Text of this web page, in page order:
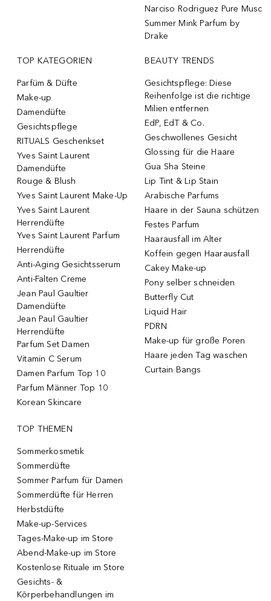
Narciso Rodriguez Pure Musc
Summer Mink Parfum by
Drake
TOP KATEGORIEN
Parfüm & Düfte
Make-up
Damendüfte
Gesichtspflege
RITUALS Geschenkset
Yves Saint Laurent
Damendüfte
Rouge & Blush
Yves Saint Laurent Make-Up
Yves Saint Laurent
Herrendüfte
Yves Saint Laurent Parfum
Herrendüfte
Anti-Aging Gesichtsserum
Anti-Falten Creme
Jean Paul Gaultier
Damendüfte
Jean Paul Gaultier
Herrendüfte
Parfum Set Damen
Vitamin C Serum
Damen Parfum Top 10
Parfum Männer Top 10
Korean Skincare
BEAUTY TRENDS
Gesichtspflege: Diese
Reihenfolge ist die richtige
Milien entfernen
EdP, EdT & Co.
Geschwollenes Gesicht
Glossing für die Haare
Gua Sha Steine
Lip Tint & Lip Stain
Arabische Parfums
Haare in der Sauna schützen
Festes Parfum
Haarausfall im Alter
Koffein gegen Haarausfall
Cakey Make-up
Pony selber schneiden
Butterfly Cut
Liquid Hair
PDRN
Make-up für große Poren
Haare jeden Tag waschen
Curtain Bangs
TOP THEMEN
Sommerkosmetik
Sommerdüfte
Sommer Parfum für Damen
Sommerdüfte für Herren
Herbstdüfte
Make-up-Services
Tages-Make-up im Store
Abend-Make-up im Store
Kostenlose Rituale im Store
Gesichts- &
Körperbehandlungen im